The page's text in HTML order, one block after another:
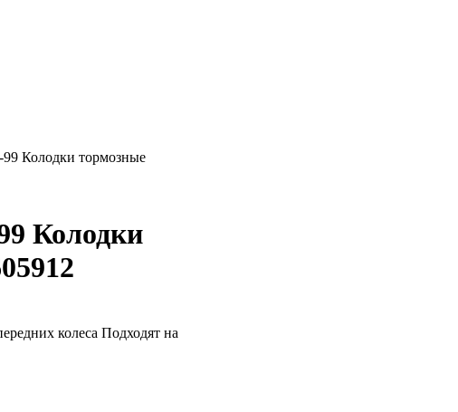
Колодки тормозные
Колодки
колеса Подходят на